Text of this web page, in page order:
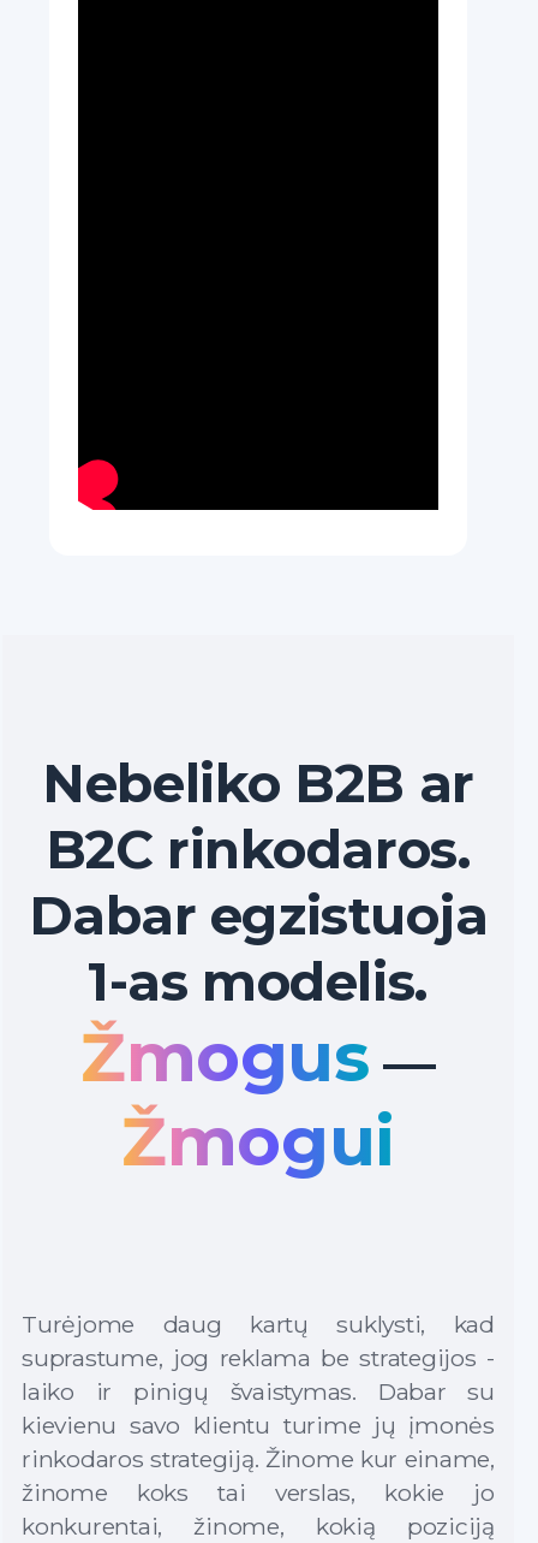
Nebeliko B2B ar
B2C rinkodaros.
Dabar egzistuoja
1-as modelis.
Žmogus —
Žmogui
Turėjome daug kartų suklysti, kad
suprastume, jog reklama be strategijos -
laiko ir pinigų švaistymas. Dabar su
kievienu savo klientu turime jų įmonės
rinkodaros strategiją. Žinome kur einame,
žinome koks tai verslas, kokie jo
konkurentai, žinome, kokią poziciją